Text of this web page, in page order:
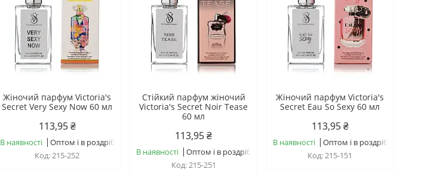
Жіночий парфум Victoria's
Secret Very Sexy Now 60 мл
113,95 ₴
В наявності
Оптом і в роздріб
215-252
Стійкий парфум жіночий
Victoria's Secret Noir Tease
60 мл
113,95 ₴
В наявності
Оптом і в роздріб
215-251
Жіночий парфум Victoria's
Secret Eau So Sexy 60 мл
113,95 ₴
В наявності
Оптом і в роздріб
215-151